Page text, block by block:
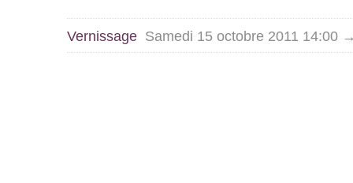
Vernissage Samedi 15 octobre 2011 14:00